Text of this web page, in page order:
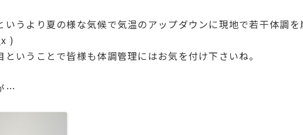
いうより夏の様な気候で気温のアップダウンに現地で若干体調
)
ということで皆様も体調管理にはお気を付け下さいね。
…